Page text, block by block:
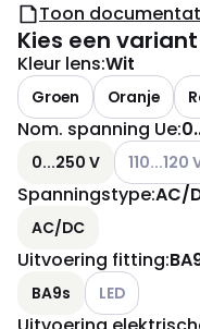
Toon
Kies een variant
Kleur lens:Wit
Groen Oranje
Nom. spanning Ue:
0...250 V Andere
110...120
Spanningstype:AC/
AC/DC
Uitvoering fitting:
BA9s Andere
LED